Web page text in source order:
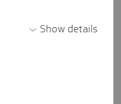
Show details